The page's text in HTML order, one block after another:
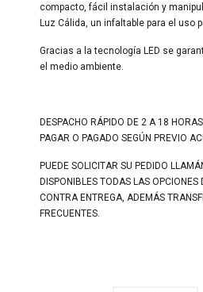
compacto, fácil instalación y
Luz Cálida, un infaltable para el uso
Gracias a la tecnología LED se
el medio ambiente.
DESPACHO RÁPIDO DE 2 A 18
PAGAR O PAGADO SEGÚN PREVIO
PUEDE SOLICITAR SU PEDIDO
DISPONIBLES TODAS LAS
CONTRA ENTREGA, ADEMÁS
FRECUENTES.